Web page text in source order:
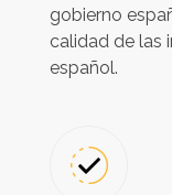
gobierno
calidad de las
español.